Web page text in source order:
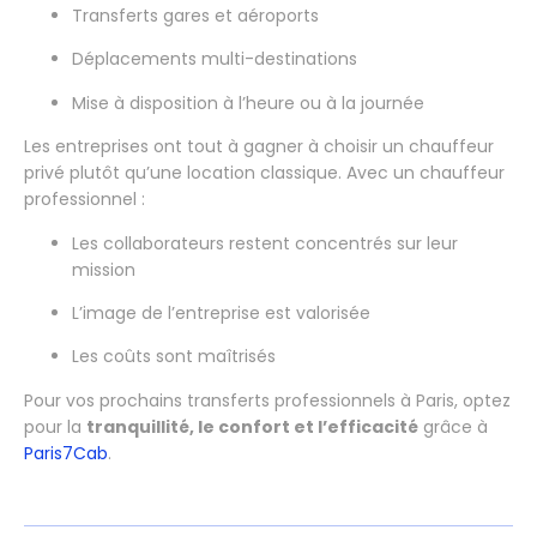
Transferts gares et aéroports
Déplacements multi-destinations
Mise à disposition à l’heure ou à la journée
Les entreprises ont tout à gagner à choisir un chauffeur
privé plutôt qu’une location classique. Avec un chauffeur
professionnel :
Les collaborateurs restent concentrés sur leur
mission
L’image de l’entreprise est valorisée
Les coûts sont maîtrisés
Pour vos prochains transferts professionnels à Paris, optez
pour la tranquillité, le confort et l’efficacité grâce à
Paris7Cab.